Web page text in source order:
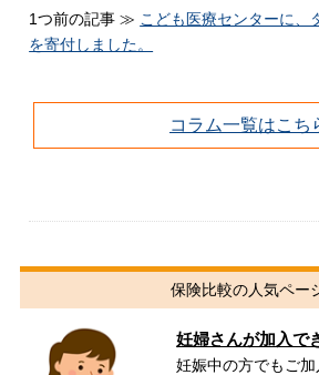
1つ前の記事 ≫ こども医療センターに、
を寄付しました。
コラム一覧はこち
保険比較の人気ペー
妊婦さんが加入で
妊娠中の方でもご